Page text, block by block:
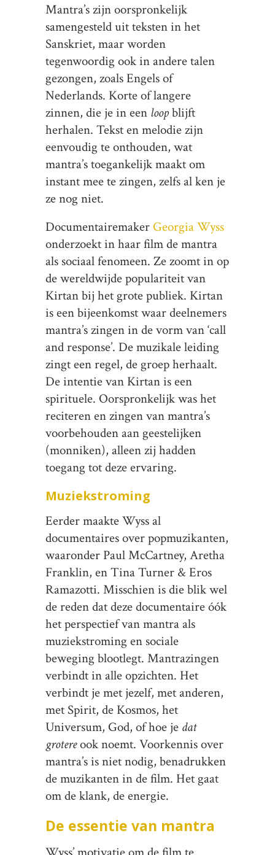
Mantra’s zijn oorspronkelijk
samengesteld uit teksten in het
Sanskriet, maar worden
tegenwoordig ook in andere talen
gezongen, zoals Engels of
Nederlands. Korte of langere
zinnen, die je in een loopblijft
herhalen. Tekst en melodie zijn
eenvoudig te onthouden, wat
mantra’s toegankelijk maakt om
instant mee te zingen, zelfs al ken je
ze nog niet.
Documentairemaker Georgia Wyss
onderzoekt in haar film de mantra
als sociaal fenomeen. Ze zoomt in op
de wereldwijde populariteit van
Kirtan bij het grote publiek. Kirtan
is een bijeenkomst waar deelnemers
mantra’s zingen in de vorm van ‘call
and response’. De muzikale leiding
zingt een regel, de groep herhaalt.
De intentie van Kirtan is een
spirituele. Oorspronkelijk was het
reciteren en zingen van mantra’s
voorbehouden aan geestelijken
(monniken), alleen zij hadden
toegang tot deze ervaring.
Muziekstroming
Eerder maakte Wyss al
documentaires over popmuzikanten,
waaronder Paul McCartney, Aretha
Franklin, en Tina Turner & Eros
Ramazotti. Misschien is die blik wel
de reden dat deze documentaire óók
het perspectief van mantra als
muziekstroming en sociale
beweging blootlegt. Mantrazingen
verbindt in alle opzichten. Het
verbindt je met jezelf, met anderen,
met Spirit, de Kosmos, het
Universum, God, of hoe je dat
grotereook noemt. Voorkennis over
mantra’s is niet nodig, benadrukken
de muzikanten in de film. Het gaat
om de klank, de energie.
De essentie van mantra